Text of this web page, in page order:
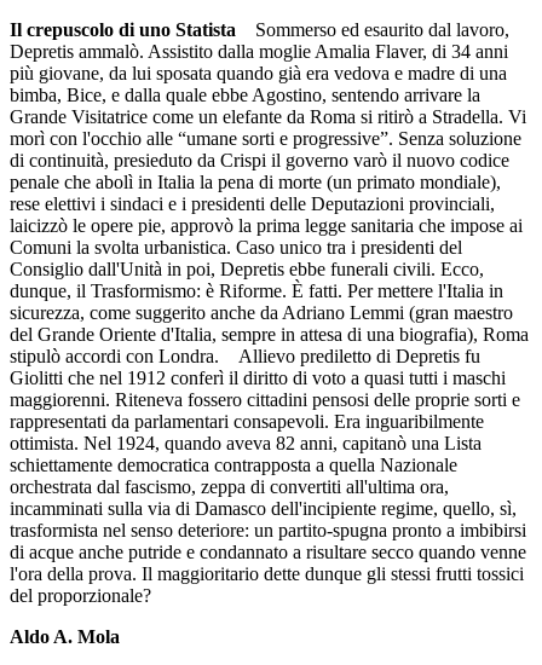
Il crepuscolo di uno Statista Sommerso ed esaurito dal lavoro,
Depretis ammalò. Assistito dalla moglie Amalia Flaver, di 34 anni
più giovane, da lui sposata quando già era vedova e madre di una
bimba, Bice, e dalla quale ebbe Agostino, sentendo arrivare la
Grande Visitatrice come un elefante da Roma si ritirò a Stradella. Vi
morì con l'occhio alle “umane sorti e progressive”. Senza soluzione
di continuità, presieduto da Crispi il governo varò il nuovo codice
penale che abolì in Italia la pena di morte (un primato mondiale),
rese elettivi i sindaci e i presidenti delle Deputazioni provinciali,
laicizzò le opere pie, approvò la prima legge sanitaria che impose ai
Comuni la svolta urbanistica. Caso unico tra i presidenti del
Consiglio dall'Unità in poi, Depretis ebbe funerali civili. Ecco,
dunque, il Trasformismo: è Riforme. È fatti. Per mettere l'Italia in
sicurezza, come suggerito anche da Adriano Lemmi (gran maestro
del Grande Oriente d'Italia, sempre in attesa di una biografia), Roma
stipulò accordi con Londra. Allievo prediletto di Depretis fu
Giolitti che nel 1912 conferì il diritto di voto a quasi tutti i maschi
maggiorenni. Riteneva fossero cittadini pensosi delle proprie sorti e
rappresentati da parlamentari consapevoli. Era inguaribilmente
ottimista. Nel 1924, quando aveva 82 anni, capitanò una Lista
schiettamente democratica contrapposta a quella Nazionale
orchestrata dal fascismo, zeppa di convertiti all'ultima ora,
incamminati sulla via di Damasco dell'incipiente regime, quello, sì,
trasformista nel senso deteriore: un partito-spugna pronto a imbibirsi
di acque anche putride e condannato a risultare secco quando venne
l'ora della prova. Il maggioritario dette dunque gli stessi frutti tossici
del proporzionale?
Aldo A. Mola